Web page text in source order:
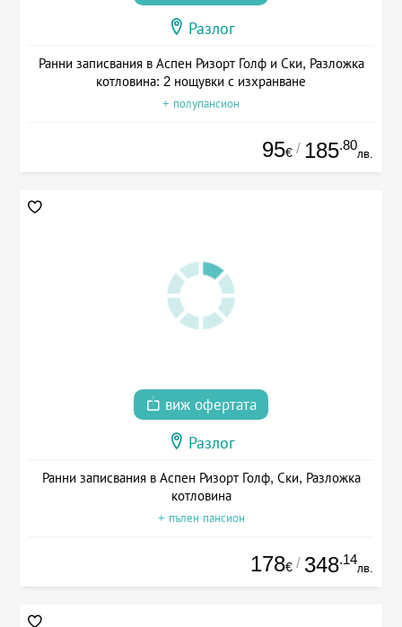
Разлог
Ранни записвания в Аспен Ризорт Голф и Ски, Разложка
котловина: 2 нощувки с изхранване
+ полупансион
95€ / 185.80
лв.
виж офертата
Разлог
Ранни записвания в Аспен Ризорт Голф, Ски, Разложка
котловина
+ пълен пансион
178€ / 348.14
лв.